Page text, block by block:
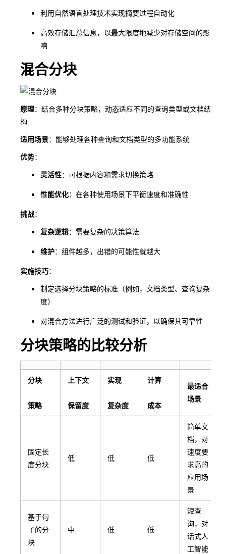
利用自然语言处理技术实现摘要过程自动化
高效存储汇总信息，以最大限度地减少对存储空间的影
响
混合分块
原理：结合多种分块策略，动态适应不同的查询类型或文档结
构
适用场景：能够处理各种查询和文档类型的多功能系统
优势：
灵活性：可根据内容和需求切换策略
性能优化：在各种使用场景下平衡速度和准确性
挑战：
复杂逻辑：需要复杂的决策算法
维护：组件越多，出错的可能性就越大
实施技巧：
制定选择分块策略的标准（例如，文档类型、查询复杂
度）
对混合方法进行广泛的测试和验证，以确保其可靠性
分块策略的比较分析
分块
策略
上下文
保留度
实现
复杂度
计算
成本
最适合
场景
固定长
度分块
低 低 低
简单文
档，对
速度要
求高的
应用场
景
基于句
子的分
块
中 低 低
短查
询，对
话式人
工智能